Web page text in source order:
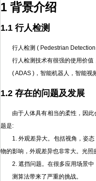
1 背景介绍
1.1 行人检测
行人检测 ( Pedestrian
行人检测技术有很强的使用价
( ADAS )，智能机器人，智能视
1.2 存在的问题及发展
由于人体具有相当的柔性，因
题是:
1. 外观差异大。包括视角，姿
物的影响，外观差异也非常大。光
2. 遮挡问题。在很多应用场景
测算法带来了严重的挑战。